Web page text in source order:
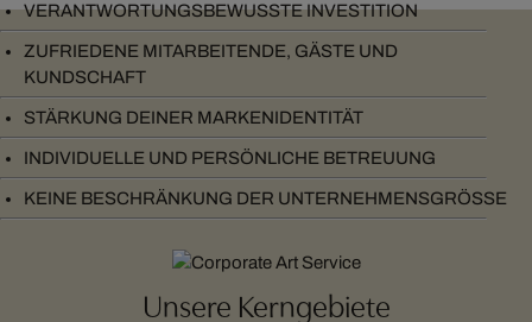
VERANTWORTUNGSBEWUSSTE INVESTITION
ZUFRIEDENE MITARBEITENDE, GÄSTE UND
KUNDSCHAFT
STÄRKUNG DEINER MARKENIDENTITÄT
INDIVIDUELLE UND PERSÖNLICHE BETREUUNG
KEINE BESCHRÄNKUNG DER UNTERNEHMENSGRÖSSE
Unsere Kerngebiete